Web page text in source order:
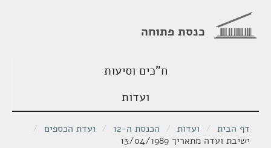
כנסת פתוחה
ח"כים וסיעות
ועדות
דף הבית / ועדות / הכנסת ה-12 / ועדת הכספים /
ישיבת ועדה מתאריך 13/04/1989